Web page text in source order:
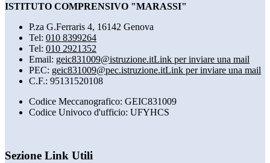
ISTITUTO COMPRENSIVO "MARASSI"
P.za G.Ferraris 4, 16142 Genova
Tel: 010 8399264
Tel: 010 2921352
Email: geic831009@istruzione.itLink per inviare una mail
PEC: geic831009@pec.istruzione.itLink per inviare una mail
C.F.: 95131520108
Codice Meccanografico: GEIC831009
Codice Univoco d'ufficio: UFYHCS
Sezione Link Utili